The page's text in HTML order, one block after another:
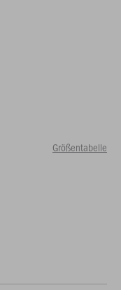
Größentabelle